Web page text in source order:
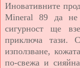
Иновативните
Mineral 89 да
сигурност ще
приключа тази.
използване,
по-свежа и